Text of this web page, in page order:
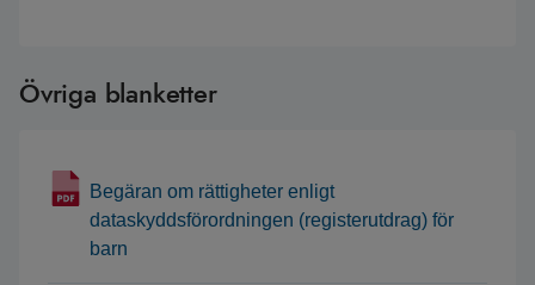
Övriga blanketter
Begäran om rättigheter enligt
dataskyddsförordningen (registerutdrag) för
barn